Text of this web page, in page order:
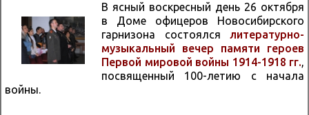
В ясный воскресный день 26 октября
в Доме офицеров Новосибирского
гарнизона состоялся литературно-
музыкальный вечер памяти героев
Первой мировой войны 1914-1918 гг.,
посвященный 100-летию с начала
войны.